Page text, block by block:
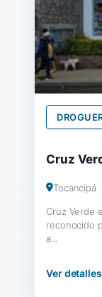
Cruz
Tocancipá
Cruz Verde
reconocido
a...
Ver detalles